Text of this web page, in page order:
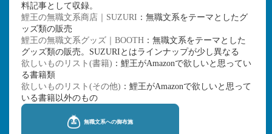
料記事として収録。
鯉王の無職文系商店｜SUZURI ：無職文系をテーマとしたグ
ッズ類の販売
鯉王の無職文系グッズ｜BOOTH ：無職文系をテーマとした
グッズ類の販売。SUZURIとはラインナップが少し異なる
欲しいものリスト(書籍) ：鯉王がAmazonで欲しいと思ってい
る書籍類
欲しいものリスト(その他) ：鯉王がAmazonで欲しいと思って
いる書籍以外のもの